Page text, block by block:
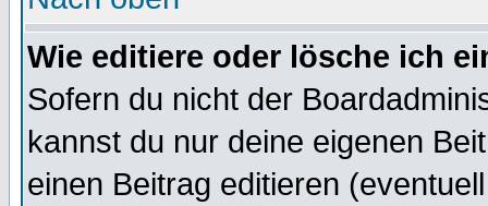
Wie editiere oder lösche ich
Sofern du nicht der
kannst du nur deine eigenen
einen Beitrag editieren